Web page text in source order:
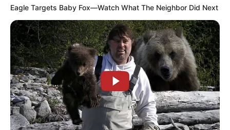
Eagle Targets Baby Fox—Watch What The Neighbor Did Next